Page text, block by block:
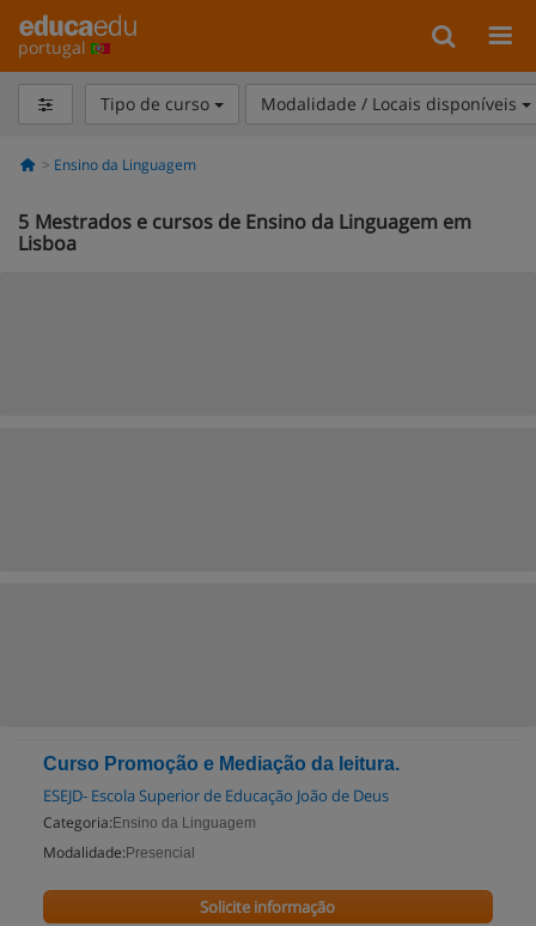
portugal
Tipo de curso Modalidade / Locais disponíveis
Ensino da Linguagem
5 Mestrados e cursos de Ensino da Linguagem em
Lisboa
Curso Promoção e Mediação da leitura.
ESEJD- Escola Superior de Educação João de Deus
Categoria: Ensino da Linguagem
Modalidade: Presencial
Solicite informação